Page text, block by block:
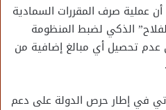
أن عملية صرف المقررات السمادية
الذكي لضبط المنظومة
عدم تحصيل أي مبالغ إضافية من
في إطار حرص الدولة على دعم